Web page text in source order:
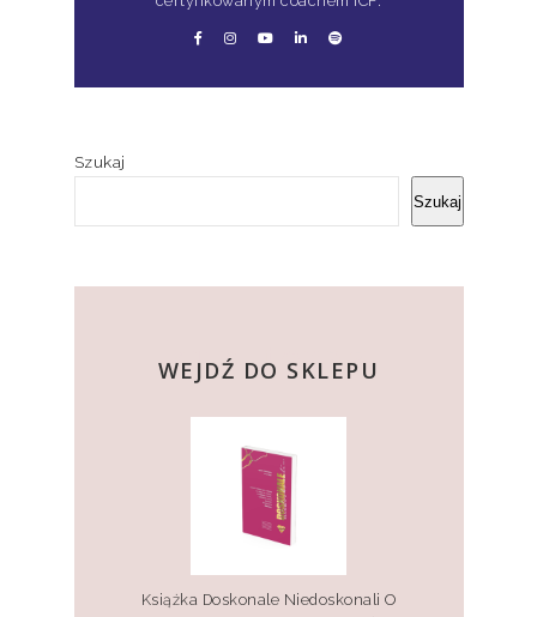
Szukaj
Szukaj
kup teraz
WEJDŹ DO SKLEPU
Książka Doskonale Niedoskonali O